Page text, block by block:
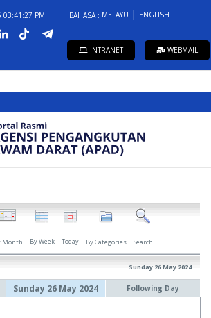
03:41:27 PM BAHASA : MELAYU ENGLISH
INTRANET WEBMAIL
Month By Week Today By Categories Search
Sunday 26 May 2024
Sunday 26 May 2024 Following Day